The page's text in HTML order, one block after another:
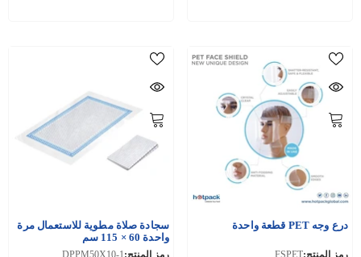
درع وجه PET قطعة واحدة
رمز المنتج:FSPET
سجادة صلاة مطوية للاستعمال مرة
واحدة 60 × 115 سم
رمز المنتج:DPPM50X10-1